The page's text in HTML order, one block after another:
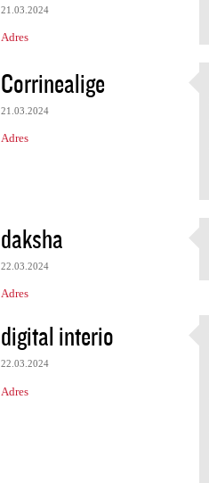
21.03.2024
Adres
Corrinealige
21.03.2024
Adres
daksha
22.03.2024
Adres
digital interio
22.03.2024
Adres